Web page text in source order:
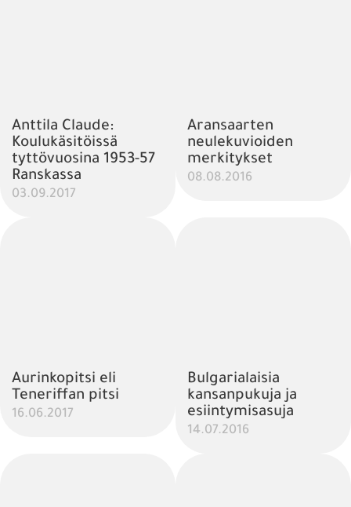
Anttila Claude:
Koulukäsitöissä
tyttövuosina 1953-57
Ranskassa
03.09.2017
Aransaarten
neulekuvioiden
merkitykset
08.08.2016
Aurinkopitsi eli
Teneriffan pitsi
16.06.2017
Bulgarialaisia
kansanpukuja ja
esiintymisasuja
14.07.2016